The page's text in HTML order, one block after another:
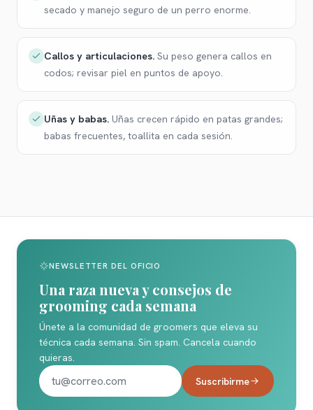
secado y manejo seguro de un perro enorme.
Callos y articulaciones. Su peso genera callos en
codos; revisar piel en puntos de apoyo.
Uñas y babas. Uñas crecen rápido en patas grandes;
babas frecuentes, toallita en cada sesión.
NEWSLETTER DEL OFICIO
Una raza nueva y consejos de
grooming cada semana
Únete a la comunidad de groomers que eleva su
técnica cada semana. Sin spam. Cancela cuando
quieras.
Suscribirme